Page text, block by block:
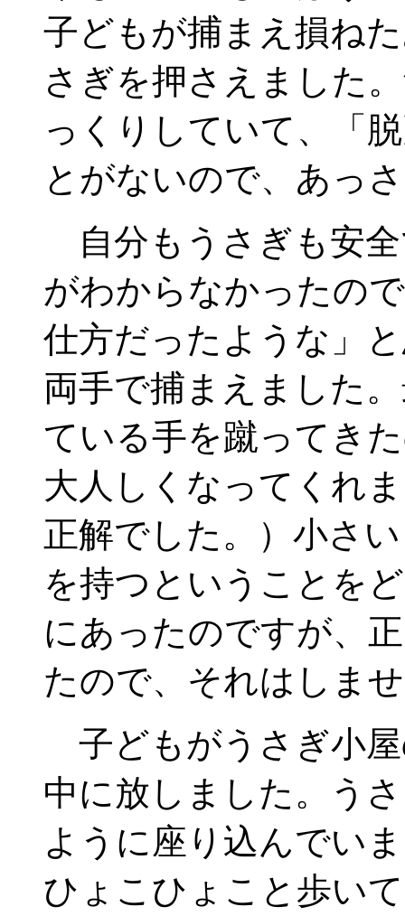
子どもが捕まえ損ね
さぎを押さえました
っくりしていて、「
とがないので、あっ
自分もうさぎも安
がわからなかったの
仕方だったような」
両手で捕まえました
ている手を蹴ってき
大人しくなってくれ
正解でした。）小さ
を持つということを
にあったのですが、
たので、それはしま
子どもがうさぎ小
中に放しました。う
ように座り込んでい
ひょこひょこと歩い